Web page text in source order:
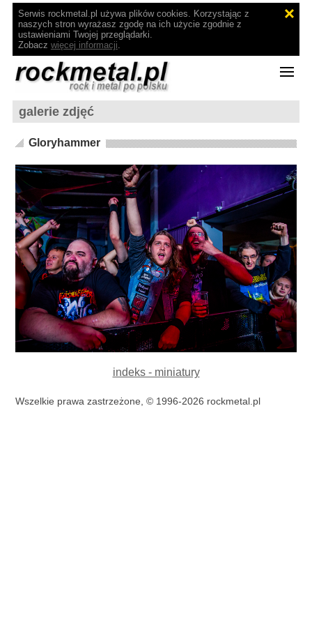
Serwis rockmetal.pl używa plików cookies. Korzystając z
naszych stron wyrażasz zgodę na ich użycie zgodnie z
ustawieniami Twojej przeglądarki.
Zobacz więcej informacji.
galerie zdjęć
Gloryhammer
indeks - miniatury
Wszelkie prawa zastrzeżone, © 1996-2026 rockmetal.pl